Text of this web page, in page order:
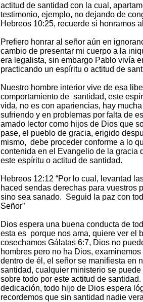
actitud de santidad con la cual,
testimonio, ejemplo, no dejando de
Hebreos 10:25, recuerde si honramos
Prefiero honrar al señor aún en
cambio de presentar mi cuerpo a la
era legalista, sin embargo Pablo vivía
practicando un espíritu o actitud de
Nuestro hombre interior vive de esa
comportamiento de santidad, este
vida, no es con apariencias, hay
sufriendo y en problemas por falta de
amado lector como hijos de Dios que
pase, el pueblo de gracia, erigido
mismo, debe proceder conforme a lo
contenida en el Evangelio de la gracia
este espíritu o actitud de santidad.
Hebreos 12:12 “Por lo cual, levantad
haced sendas derechas para vuestros
sino sea sanado. Seguid la paz con
Señor”
Dios espera una buena conducta de
esta es porque nos ama, quiere ver el
cosechamos Gálatas 6:7, Dios no
hombres pero no ha Dios,
dentro de él, el señor se manifiesta en
santidad, cualquier ministerio se
sobre todo por este actitud de
dedicación, todo hijo de Dios espera
recordemos que sin santidad nadie